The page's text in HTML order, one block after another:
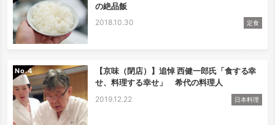
の絶品飯
2018.10.30 定食
No.
【京味（閉店）】追悼 西健一郎氏「食する幸
せ、料理する幸せ」 希代の料理人
2019.12.22 日本料理